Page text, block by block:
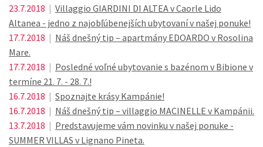
23.7.2018 | Villaggio GIARDINI DI ALTEA v Caorle Lido
Altanea - jedno z najobľúbenejších ubytovaní v našej ponuke!
17.7.2018 | Náš dnešný tip – apartmány EDOARDO v Rosolina
Mare.
17.7.2018 | Posledné voľné ubytovanie s bazénom v Bibione v
termíne 21. 7. - 28. 7.!
16.7.2018 | Spoznajte krásy Kampánie!
16.7.2018 | Náš dnešný tip – villaggio MACINELLE v Kampánii.
13.7.2018 | Predstavujeme vám novinku v našej ponuke -
SUMMER VILLAS v Lignano Pineta.